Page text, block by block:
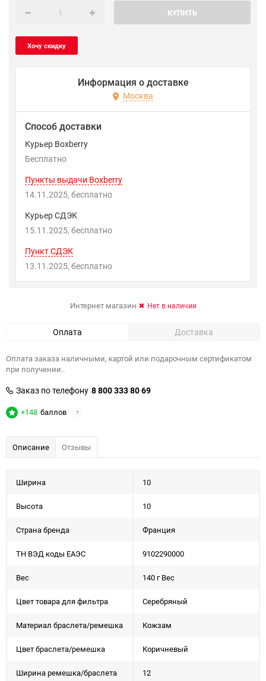
КУПИТЬ
Информация о доставке
Москва
Способ доставки
Курьер Boxberry
Бесплатно
Пункты выдачи Boxberry
14.11.2025
Бесплатно
Курьер СДЭК
15.11.2025
Бесплатно
Пункт СДЭК
13.11.2025
Бесплатно
Интернет магазин Нет в наличии
Оплата Доставка
Оплата заказа наличными, картой или подарочным сертификатом
при получении..
Заказ по телефону 8 800 333 80 69
+148 баллов ?
Описание Отзывы
Ширина 10
Высота 10
Страна бренда Франция
ТН ВЭД коды ЕАЭС 9102290000
Вес 140 г Вес
Цвет товара для фильтра Серебряный
Материал браслета/ремешка Кожзам
Цвет браслета/ремешка Коричневый
Ширина ремешка/браслета 12